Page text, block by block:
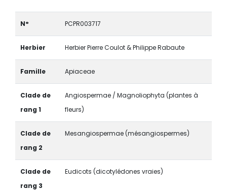
N° PCPR003717
Herbier Herbier Pierre Coulot & Philippe Rabaute
Famille Apiaceae
Clade de
rang 1
Angiospermae / Magnoliophyta (plantes à
fleurs)
Clade de
rang 2
Mesangiospermae (mésangiospermes)
Clade de
rang 3
Eudicots (dicotylédones vraies)